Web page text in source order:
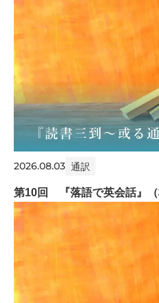
2026.08.03 通訳
第10回 『落語で英会話』